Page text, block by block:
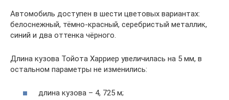
Автомобиль доступен в шести цветовых вариантах:
белоснежный, тёмно-красный, серебристый металлик,
синий и два оттенка чёрного.
Длина кузова Тойота Харриер увеличилась на 5 мм, в
остальном параметры не изменились:
длина кузова – 4, 725 м;